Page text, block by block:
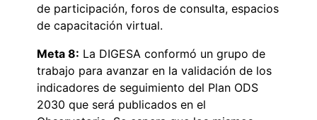
de participación, foros de consulta, espacios
de capacitación virtual.
Meta 8: La DIGESA conformó un grupo de
trabajo para avanzar en la validación de los
indicadores de seguimiento del Plan ODS
2030 que será publicados en el